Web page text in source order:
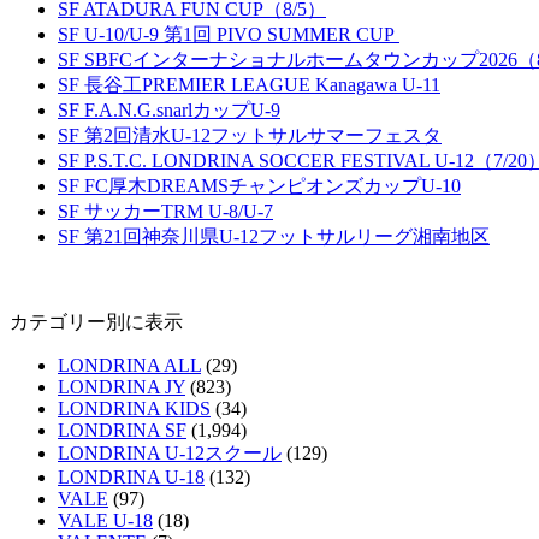
SF ATADURA FUN CUP（8/5）
SF U-10/U-9 第1回 PIVO SUMMER CUP
SF SBFCインターナショナルホームタウンカップ2026（
SF 長谷工PREMIER LEAGUE Kanagawa U-11
SF F.A.N.G.snarlカップU-9
SF 第2回清水U-12フットサルサマーフェスタ
SF P.S.T.C. LONDRINA SOCCER FESTIVAL U-12（7/20）
SF FC厚木DREAMSチャンピオンズカップU-10
SF サッカーTRM U-8/U-7
SF 第21回神奈川県U-12フットサルリーグ湘南地区
カテゴリー別に表示
LONDRINA ALL (29)
LONDRINA JY (823)
LONDRINA KIDS (34)
LONDRINA SF (1,994)
LONDRINA U-12スクール (129)
LONDRINA U-18 (132)
VALE (97)
VALE U-18 (18)